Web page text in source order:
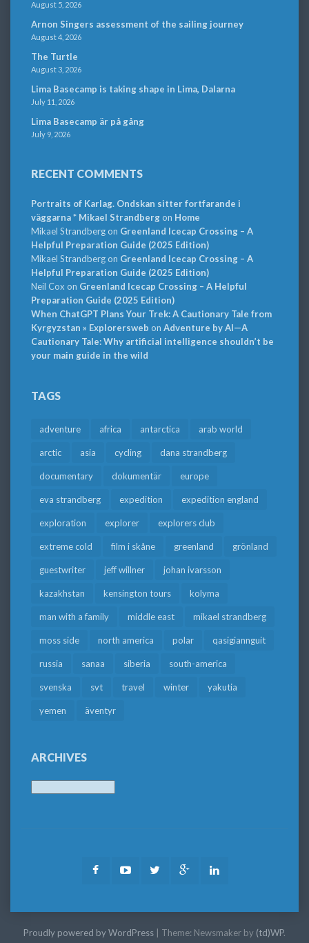
August 5, 2026
Arnon Singers assessment of the sailing journey
August 4, 2026
The Turtle
August 3, 2026
Lima Basecamp is taking shape in Lima, Dalarna
July 11, 2026
Lima Basecamp är på gång
July 9, 2026
RECENT COMMENTS
Portraits of Karlag. Ondskan sitter fortfarande i
väggarna * Mikael Strandbergon Home
Mikael Strandbergon Greenland Icecap Crossing – A
Helpful Preparation Guide (2025 Edition)
Mikael Strandbergon Greenland Icecap Crossing – A
Helpful Preparation Guide (2025 Edition)
Neil Cox on Greenland Icecap Crossing – A Helpful
Preparation Guide (2025 Edition)
When ChatGPT Plans Your Trek: A Cautionary Tale from
Kyrgyzstan » Explorersweb on Adventure by AI—A
Cautionary Tale: Why artificial intelligence shouldn’t be
your main guide in the wild
TAGS
adventure africa antarctica arab world
arctic asia cycling dana strandberg
documentary dokumentär europe
eva strandberg expedition expedition england
exploration explorer explorers club
extreme cold film i skåne greenland grönland
guestwriter jeff willner johan ivarsson
kazakhstan kensington tours kolyma
man with a family middle east mikael strandberg
moss side north america polar qasigiannguit
russia sanaa siberia south-america
svenska svt travel winter yakutia
yemen äventyr
ARCHIVES
FacebookYoutubeTwitter Google
Proudly powered by WordPress Theme: Newsmaker by (td)WP.